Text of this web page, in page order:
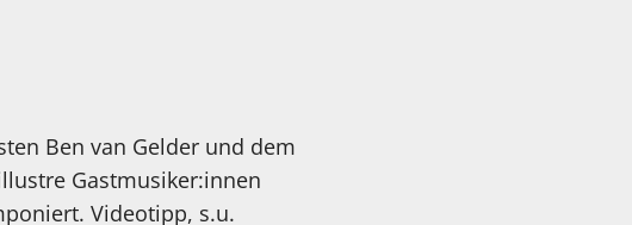
Ben van Gelder und dem
Gastmusiker:innen
Videotipp, s.u.